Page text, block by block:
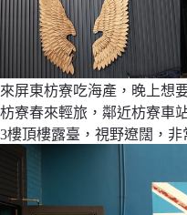
來屏東枋寮吃海產，晚上想
枋寮春來輕旅，鄰近枋寮車
3樓頂樓露臺，視野遼闊，非